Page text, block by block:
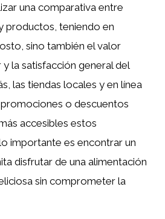
una comparativa entre
productos, teniendo en
sino también el valor
la satisfacción general del
las tiendas locales y en línea
o descuentos
accesibles estos
importante es encontrar un
disfrutar de una alimentación
sin comprometer la